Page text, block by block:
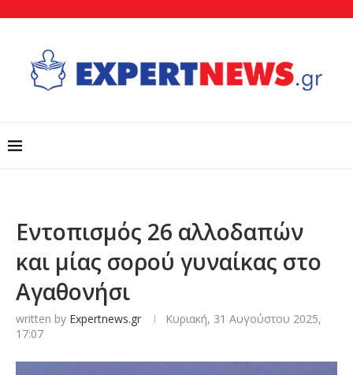
Εντοπισμός 26 αλλοδαπών
και μίας σορού γυναίκας στο
Αγαθονήσι
written by Expertnews.gr
Κυριακή, 31 Αυγούστου 2025,
17:07